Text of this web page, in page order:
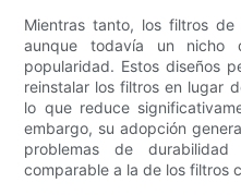
Mientras tanto, los filtros
aunque todavía un nicho
popularidad. Estos diseños
reinstalar los filtros en lugar
lo que reduce
embargo, su adopción
problemas de
comparable a la de los filtros